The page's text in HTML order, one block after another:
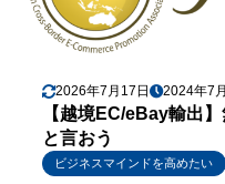
2026年7月17日 2024年7
【越境EC/eBay輸出
と言おう
ビジネスマインドを高めたい